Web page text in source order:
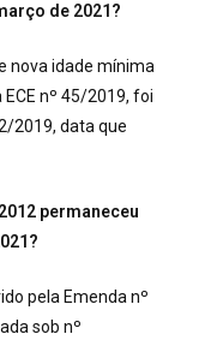
de 2021?
nova idade mínima
nº 45/2019, foi
2019, data que
permaneceu
pela Emenda nº
sob nº